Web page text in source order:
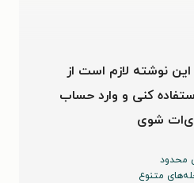
این نوشته لازم است از
کنی و وارد حساب
شوی
محدود
متنوع